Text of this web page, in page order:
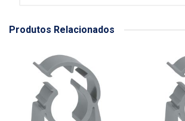
Produtos Relacionados